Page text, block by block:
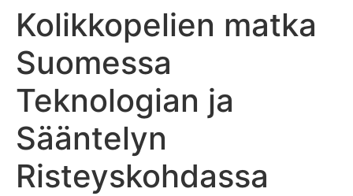
Kolikkopelien matka
Suomessa
Teknologian ja
Sääntelyn
Risteyskohdassa